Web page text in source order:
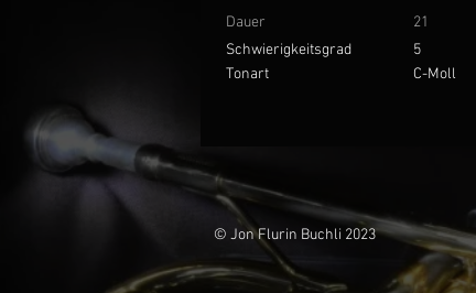
Dauer
Schwierigkeitsgrad
21
5
Tonart
C-Moll
© Jon Flurin Buchli 2023